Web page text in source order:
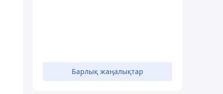
Барлық жаңалықтар